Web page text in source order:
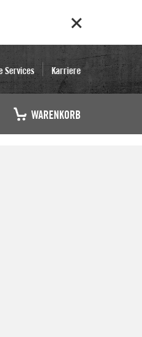
Services Karriere
WARENKORB